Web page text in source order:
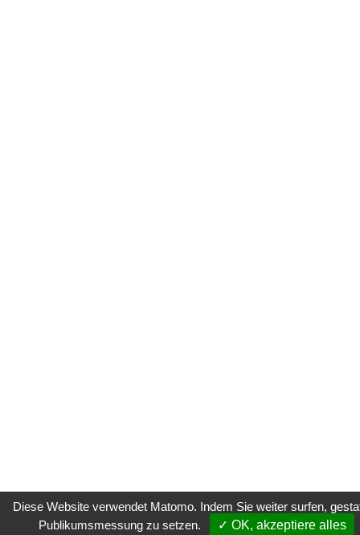
Diese Website verwendet Matomo. Indem Sie weiter surfen,
Publikumsmessung zu setzen.
✓ OK, akzeptiere alles